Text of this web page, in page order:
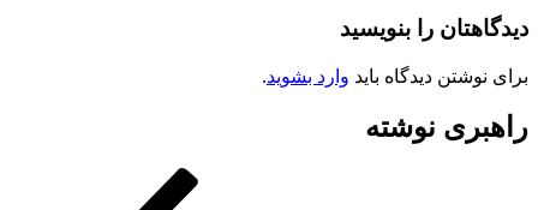
دیدگاهتان را بنویسید
برای نوشتن دیدگاه باید وارد بشوید.
راهبری نوشته